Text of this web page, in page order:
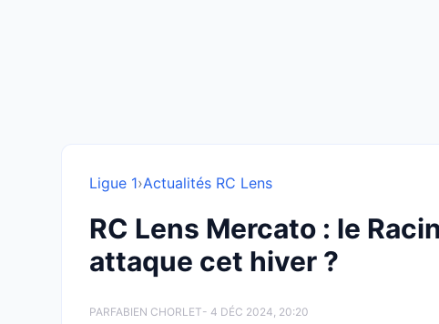
Ligue 1›Actualités RC Lens
RC Lens Mercato : le
attaque cet hiver ?
PARFABIEN CHORLET- 4 DÉC 2024, 20:20